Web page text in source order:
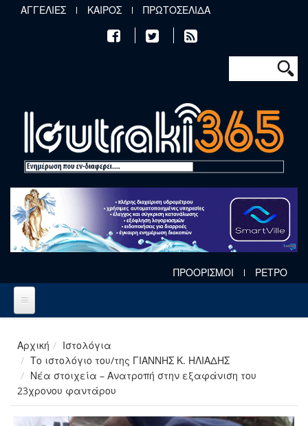
Παράκαμψη προς το κυρίως περιεχόμενο
ΑΓΓΕΛΙΕΣ ΚΑΙΡΟΣ ΠΡΩΤΟΣΕΛΙΔΑ
Φόρμα
Αναζήτηση
ΠΡΟΟΡΙΣΜΟΙ ΡΕΤΡΟ
Αρχική
Ιστολόγια
Το ιστολόγιο του/της ΓΙΑΝΝΗΣ Κ. ΗΛΙΑΔΗΣ
Νέα στοιχεία – Ανατροπή στην εξαφάνιση του
23χρονου φαντάρου